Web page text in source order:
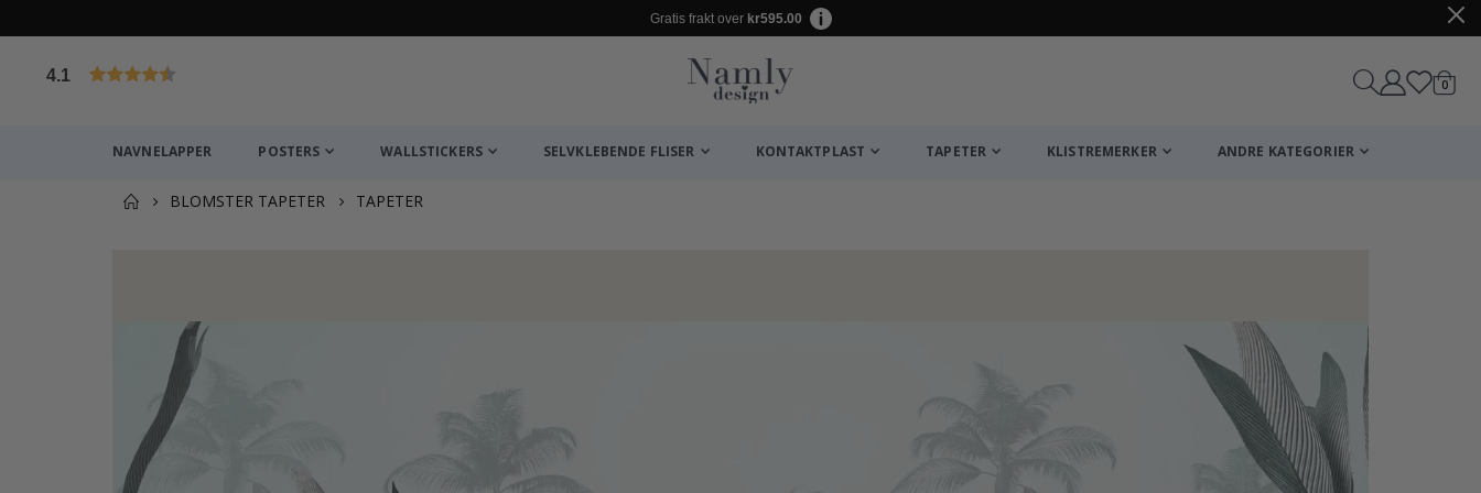
Gratis frakt over kr595.00
4.1 0varer
NAVNELAPPER POSTERS WALLSTICKERS SELVKLEBENDE FLISER KONTAKTPLAST TAPETER KLISTREMERKER ANDRE KATEGORIER
BLOMSTER TAPETER TAPETER
Selvklebende fliser - Rosa / 24 stk